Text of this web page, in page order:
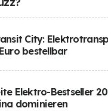
City:
bestellbar
Elektro-Bestseller
dominieren